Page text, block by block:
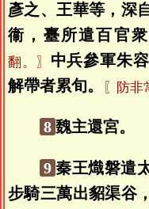
彥之、王華等，深
衞，臺所遣百官
翻。〗 中兵參軍朱
解帶者累旬。
〖防非
8 魏主還宮。
9 秦王熾磐遣
步騎三萬出貂渠谷